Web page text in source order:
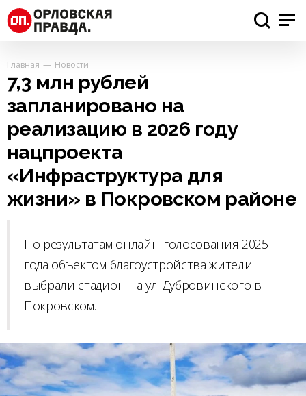
Главная Новости
7,3 млн рублей
запланировано на
реализацию в 2026 году
нацпроекта
«Инфраструктура для
жизни» в Покровском районе
По результатам онлайн-голосования 2025
года объектом благоустройства жители
выбрали стадион на ул. Дубровинского в
Покровском.